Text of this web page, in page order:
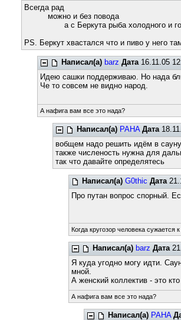
Всегда рад
можно и без повода
а с Беркута рыба холодного и
PS. Беркут хвастался что и пиво у него
Написал(а) barz Дата16.11.05
Идею сашки поддерживаю. Но нада
Че то совсем не видно народ.
А нафига вам все это нада?
Написал(а) PAHA Дата
вобщем надо решить идём в сауну
также численость нужна для
так что давайте определятесь
Написал(а) G0thic Дата
Про путан вопрос спорный.
Когда кругозор человека сужается
Написал(а) barz Дата
Я куда угодно могу идти.
мной.
А женский коллектив - это
А нафига вам все это нада?
Написал(а) PAHA